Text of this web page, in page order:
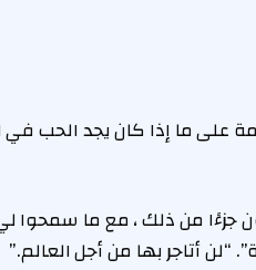
ما إذا كان يجد الحب في
جزءًا من ذلك ، مع ما سمحوا
“لن أتاجر بها من أجل العالم.”